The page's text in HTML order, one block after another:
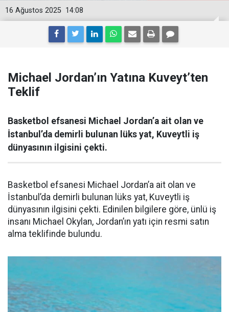
14:08
16 Ağustos 2025
Michael Jordan’ın Yatına Kuveyt’ten
Teklif
Basketbol efsanesi Michael Jordan’a ait olan ve
İstanbul’da demirli bulunan lüks yat, Kuveytli iş
dünyasının ilgisini çekti.
Basketbol efsanesi Michael Jordan’a ait olan ve
İstanbul’da demirli bulunan lüks yat, Kuveytli iş
dünyasının ilgisini çekti. Edinilen bilgilere göre, ünlü iş
insanı Michael Okylan, Jordan’ın yatı için resmi satın
alma teklifinde bulundu.